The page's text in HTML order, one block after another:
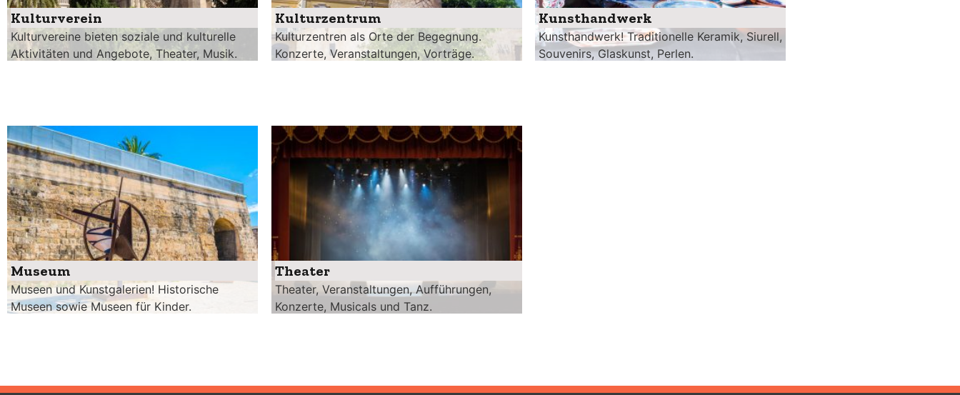
Kulturverein
Kulturvereine bieten soziale und kulturelle
Aktivitäten und Angebote, Theater, Musik.
Kulturzentrum
Kulturzentren als Orte der Begegnung.
Konzerte, Veranstaltungen, Vorträge.
Kunsthandwerk
Kunsthandwerk! Traditionelle Keramik, Siurell,
Souvenirs, Glaskunst, Perlen.
Museum
Museen und Kunstgalerien! Historische
Museen sowie Museen für Kinder.
Theater
Theater, Veranstaltungen, Aufführungen,
Konzerte, Musicals und Tanz.